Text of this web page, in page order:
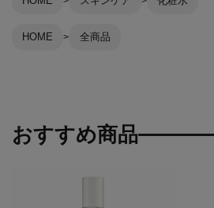
HOME 全商品
おすすめ商品